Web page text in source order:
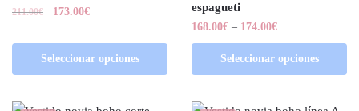
211.00€ 173.00€
Seleccionar opciones
espagueti
168.00€ – 174.00€
Seleccionar opciones